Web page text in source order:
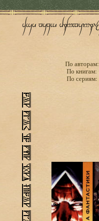
По авторам:
По книгам:
По сериям: